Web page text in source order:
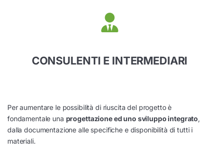
CONSULENTI E INTERMEDIARI
Per aumentare le possibilità di riuscita del progetto è
fondamentale una progettazione ed uno sviluppo integrato,
dalla documentazione alle specifiche e disponibilità di tutti i
materiali.